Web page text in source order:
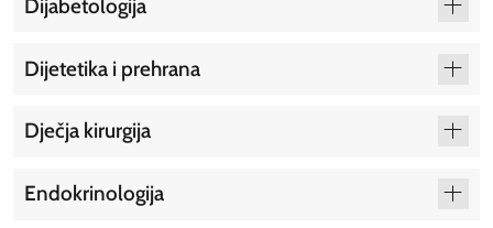
Dijabetologija
Dijetetika i prehrana
Dječja kirurgija
Endokrinologija